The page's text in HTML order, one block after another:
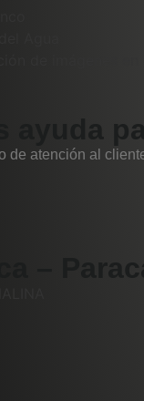
de imágenes en
ayuda
de atención al
–